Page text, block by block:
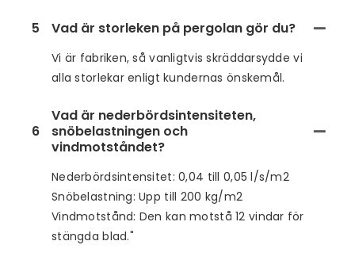
5 Vad är storleken på pergolan gör du?
Vi är fabriken, så vanligtvis skräddarsydde vi
alla storlekar enligt kundernas önskemål.
6
Vad är nederbördsintensiteten,
snöbelastningen och
vindmotståndet?
Nederbördsintensitet: 0,04 till 0,05 l/s/m2
Snöbelastning: Upp till 200 kg/m2
Vindmotstånd: Den kan motstå 12 vindar för
stängda blad."